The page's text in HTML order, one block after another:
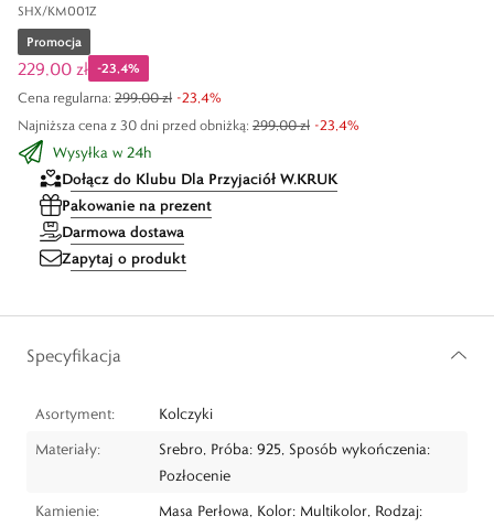
SHX/KM001Z
Promocja
229,00 zł -23,4%
Najniższa cena z 30 dni przed obniżką: 299,00 zł -23,4%
Cena regularna: 299,00 zł -23,4%
Wysyłka w 24h
Dołącz do Klubu Dla Przyjaciół W.KRUK
Pakowanie na prezent
Darmowa dostawa
Zapytaj o produkt
Specyfikacja
Asortyment:
Kolczyki
Materiały:
Srebro, Próba: 925, Sposób wykończenia:
Pozłocenie
Kamienie:
Masa Perłowa, Kolor: Multikolor, Rodzaj: